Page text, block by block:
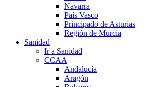
Navarra
País Vasco
Principado de Asturias
Región de Murcia
Sanidad
Ir a Sanidad
CCAA
Andalucía
Aragón